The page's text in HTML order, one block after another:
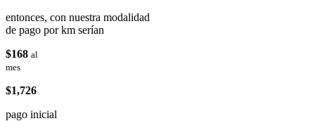
entonces, con nuestra modalidad
de pago por km serían
$168 al
mes
$1,726
pago inicial